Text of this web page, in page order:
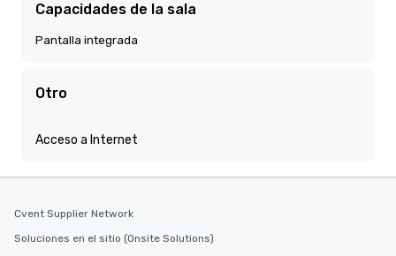
Capacidades de la sala
Pantalla integrada
Otro
Acceso a Internet
Cvent Supplier Network
Soluciones en el sitio (Onsite Solutions)